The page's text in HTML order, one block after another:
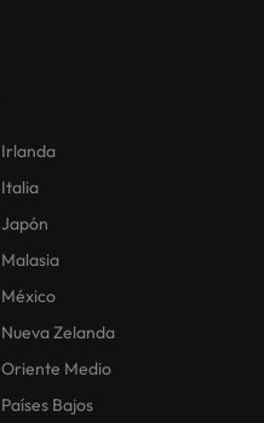
Irlanda
Italia
Japón
Malasia
México
Nueva Zelanda
Oriente Medio
Países Bajos